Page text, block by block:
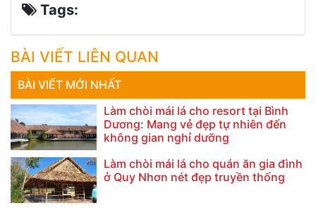
Tags:
BÀI VIẾT LIÊN QUAN
BÀI VIẾT MỚI NHẤT
Làm chòi mái lá cho resort tại Bình
Dương: Mang vẻ đẹp tự nhiên đến
không gian nghỉ dưỡng
Làm chòi mái lá cho quán ăn gia đình
ở Quy Nhơn nét đẹp truyền thống